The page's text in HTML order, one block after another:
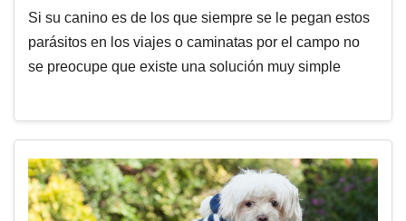
Si su canino es de los que siempre se le pegan estos
parásitos en los viajes o caminatas por el campo no
se preocupe que existe una solución muy simple